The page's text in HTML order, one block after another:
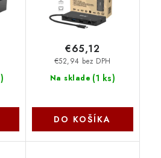
)
3D
Na sklade (1 ks)
€52,94 bez DPH
€65,12
DO KOŠÍKA